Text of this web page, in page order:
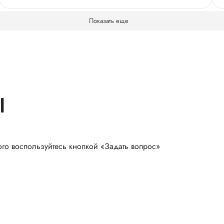
Бельницкой Ольге Александровне и Изольде за
ведение беременности и доброту. Спасибо
Показать еще
воспользуйтесь кнопкой «Задать вопрос»